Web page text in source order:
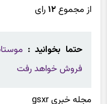
فروش خواهد رفت